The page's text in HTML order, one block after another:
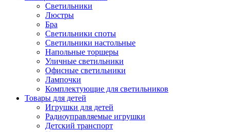
Светильники
Люстры
Бра
Светильники споты
Светильники настольные
Напольные торшеры
Уличные светильники
Офисные светильники
Лампочки
Комплектующие для светильников
Товары для детей
Игрушки для детей
Радиоуправляемые игрушки
Детский транспорт